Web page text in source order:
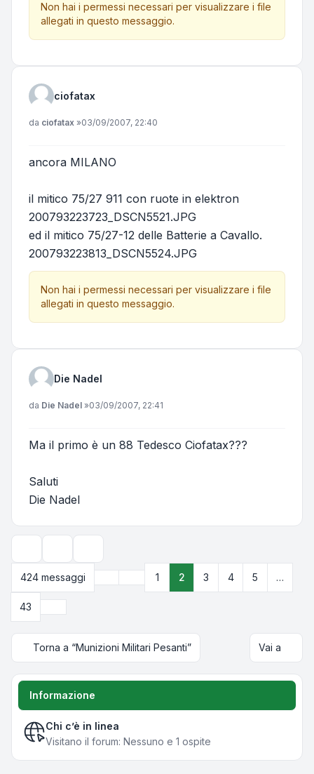
Non hai i permessi necessari per visualizzare i file
allegati in questo messaggio.
ciofatax
Messaggio
da ciofatax »03/09/2007, 22:40
ancora MILANO
il mitico 75/27 911 con ruote in elektron
200793223723_DSCN5521.JPG
ed il mitico 75/27-12 delle Batterie a Cavallo.
200793223813_DSCN5524.JPG
Non hai i permessi necessari per visualizzare i file
allegati in questo messaggio.
Die Nadel
Messaggio
da Die Nadel »03/09/2007, 22:41
Ma il primo è un 88 Tedesco Ciofatax???
Saluti
Die Nadel
424 messaggi
Pagina2di 43
Precedente
1 2 3 4 5 …
43
Torna a “Munizioni Militari Pesanti” Vai a
Informazione
Chi c’è in linea
Visitano il forum: Nessuno e 1 ospite